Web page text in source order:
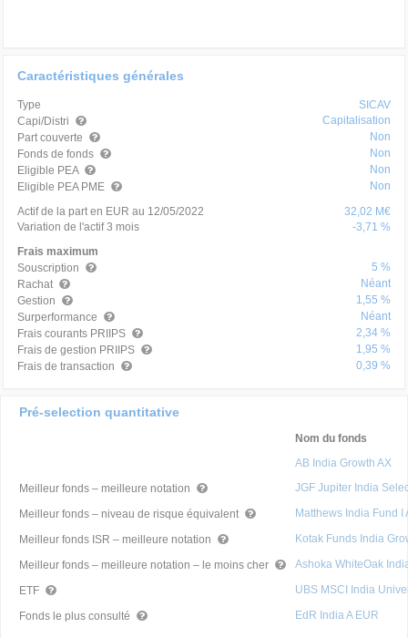
Caractéristiques générales
Type
SICAV
Capi/Distri
Capitalisation
Part couverte
Non
Fonds de fonds
Non
Eligible PEA
Non
Eligible PEA PME
Non
Actif de la part en EUR au 12/05/2022
32,02 M€
Variation de l'actif 3 mois
-3,71 %
Frais maximum
Souscription
5 %
Rachat
Néant
Gestion
1,55 %
Surperformance
Néant
Frais courants PRIIPS
2,34 %
Frais de gestion PRIIPS
1,95 %
Frais de transaction
0,39 %
Pré-selection quantitative
Nom du fonds
AB India Growth AX
Meilleur fonds – meilleure notation
JGF Jupiter India
Meilleur fonds – niveau de risque équivalent Matthews India Fund I
Meilleur fonds ISR – meilleure notation Kotak Funds India
Meilleur fonds – meilleure notation – le moins cher Ashoka WhiteOak
ETF UBS MSCI India
Fonds le plus consulté EdR India A EUR